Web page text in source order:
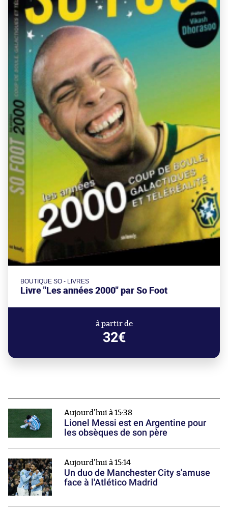
BOUTIQUE SO - LIVRES
Livre "Les années 2000" par So Foot
à partir de
32€
Aujourd'hui à 15:38
Lionel Messi est en Argentine pour
les obsèques de son père
Aujourd'hui à 15:14
Un duo de Manchester City s'amuse
face à l'Atlético Madrid